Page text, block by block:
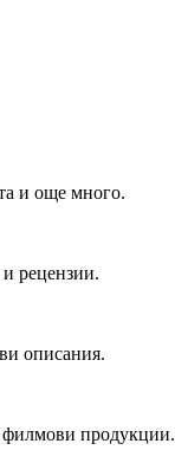
и още много.
рецензии.
описания.
филмови продукции.